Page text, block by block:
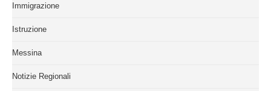
Immigrazione
Istruzione
Messina
Notizie Regionali